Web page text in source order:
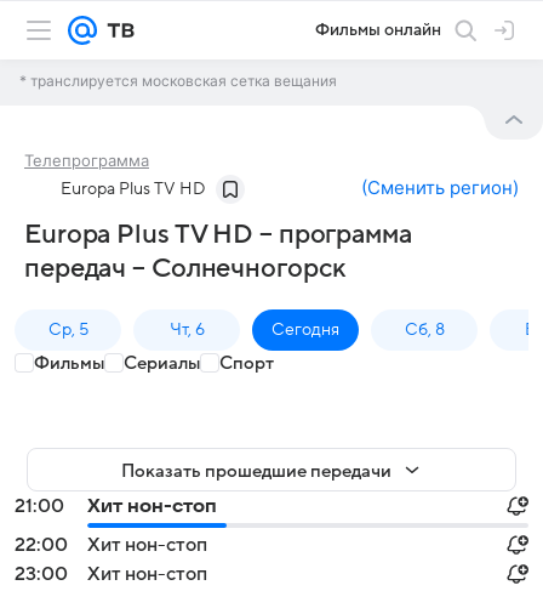
Фильмы онлайн
* транслируется московская сетка вещания
Телепрограмма
Europa Plus TV HD (Сменить регион)
Europa Plus TV HD – программа
передач – Солнечногорск
Ср, 5 Чт, 6 Сегодня Сб, 8
Фильмы Сериалы Спорт
Показать прошедшие передачи
21:00
Хит нон-стоп
22:00
Хит нон-стоп
23:00
Хит нон-стоп